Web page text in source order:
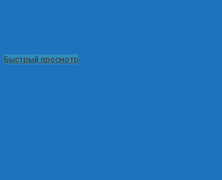
Быстрый просмотр